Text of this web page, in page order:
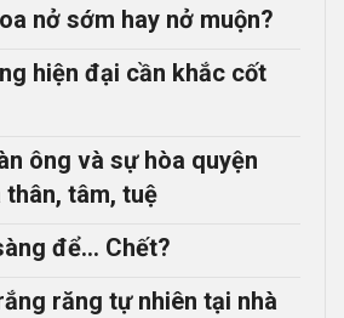
nở sớm hay nở muộn?
hiện đại cần khắc cốt
ông và sự hòa quyện
tâm, tuệ
để… Chết?
răng tự nhiên tại nhà